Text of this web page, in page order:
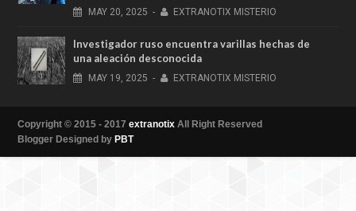
MAY 20, 2025 - EXTRANOTIX MISTERIO
Investigador ruso encuentra varillas hechas de
una aleación desconocida
MAY 19, 2025 - EXTRANOTIX MISTERIO
Copyright © 2015 - 2017 extranotix All Right Reserved
Blogger Designed by PBT